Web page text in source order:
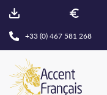
+33 (0) 467 581 268